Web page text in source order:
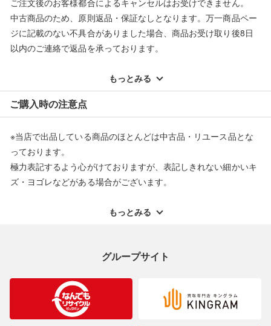
中古商品のため、原則返品・保証なしとなります。万一商品ペー
ジに記載のない不具合がありました場合、商品お受け取り後8日
以内のご連絡で返品を承っております。
配送料ともに当社負担で対応いたします。
※オンラインストアで購入頂いた商品は、店頭での返品はお受け
できません。また、商品の修理及び交換に関しては承ることがで
返品・交換について
もっとみる
ご購入時の注意点
※当店で出品している商品のほとんどは中古品・リユース品とな
っております。
極力表記するよう心がけておりますが、表記しきれない細かいキ
ズ・ヨゴレなどがある場合がございます。
ご理解くださいますようお願い申し上げます。
合がございますのでご了承ください。
※表記したカラー名は、当社が判断した名称を掲載しています。
製造元が定めたカラー名と異なることもあります。色調などご不
もっとみる
グループサイト